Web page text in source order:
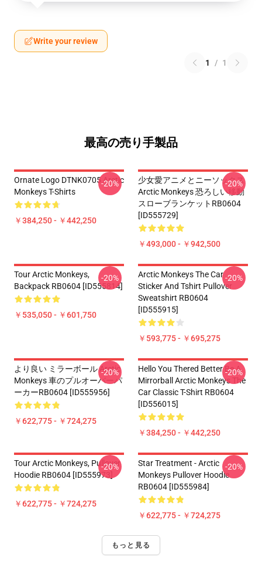
Write your review
1 / 1
最高の売り手製品
Ornate Logo DTNK0705 Arctic
Monkeys T-Shirts
￥384,250 - ￥442,250
-20%
少女愛アニメとニーソックス
Arctic Monkeys 恐ろしい移動
スローブランケットRB0604
[ID555729]
￥493,000 - ￥942,500
-20%
Tour Arctic Monkeys,
Backpack RB0604 [ID555814]
￥535,050 - ￥601,750
-20%
Arctic Monkeys The Car
Sticker And Tshirt Pullover
Sweatshirt RB0604
[ID555915]
￥593,775 - ￥695,275
-20%
より良い ミラーボール Arctic
Monkeys 車のプルオーバーパ
ーカーRB0604 [ID555956]
￥622,775 - ￥724,275
-20%
Hello You Thered Better Be A
Mirrorball Arctic Monkeys The
Car Classic T-Shirt RB0604
[ID556015]
￥384,250 - ￥442,250
-20%
Tour Arctic Monkeys, Pullover
Hoodie RB0604 [ID555973]
￥622,775 - ￥724,275
-20%
Star Treatment - Arctic
Monkeys Pullover Hoodie
RB0604 [ID555984]
￥622,775 - ￥724,275
-20%
もっと見る